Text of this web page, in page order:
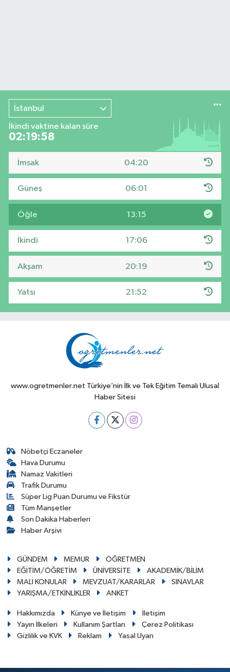
İstanbul
İkindi vaktine kalan süre
02:19:57
İmsak 04:20
Güneş 06:01
Öğle 13:15
İkindi 17:06
Akşam 20:19
Yatsı 21:52
www.ogretmenler.net Türkiye’nin İlk ve Tek Eğitim Temalı Ulusal
Haber Sitesi
Nöbetçi Eczaneler
Hava Durumu
Namaz Vakitleri
Trafik Durumu
Süper Lig Puan Durumu ve Fikstür
Tüm Manşetler
Son Dakika Haberleri
Haber Arşivi
GÜNDEM MEMUR
ÖĞRETMEN
EĞİTİM/ÖĞRETİM
ÜNİVERSİTE
AKADEMİK/BİLİM
MALİ KONULAR
MEVZUAT/KARARLAR
SINAVLAR
YARIŞMA/ETKİNLİKLER
ANKET
Hakkımızda Künye ve İletişim
İletişim
Yayın İlkeleri
Kullanım Şartları
Çerez Politikası
Gizlilik ve KVK
Reklam Yasal Uyarı